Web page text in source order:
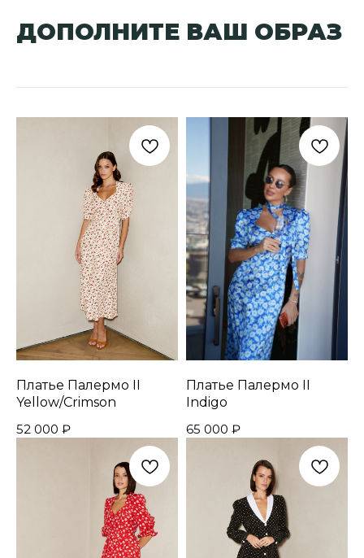
ДОПОЛНИТЕ ВАШ ОБРАЗ
Платье Палермо II
Yellow/Crimson
52 000 ₽
Платье Палермо II
Indigo
65 000 ₽